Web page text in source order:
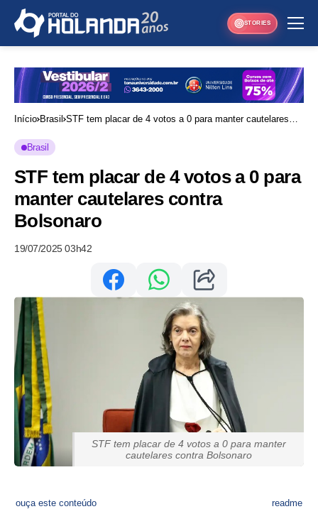
STORIES
Início Brasil STF tem placar de 4 votos a 0 para manter cautelares
Brasil
STF tem placar de 4 votos a 0 para
manter cautelares contra
Bolsonaro
19/07/2025 03h42
STF tem placar de 4 votos a 0 para manter
cautelares contra Bolsonaro
ouça este conteúdo readme